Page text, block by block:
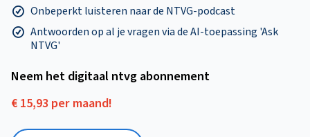
Onbeperkt luisteren naar de NTVG-podcast
Antwoorden op al je vragen via de AI-toepassing 'Ask
NTVG'
Neem het digitaal ntvg abonnement
€ 15,93 per maand!